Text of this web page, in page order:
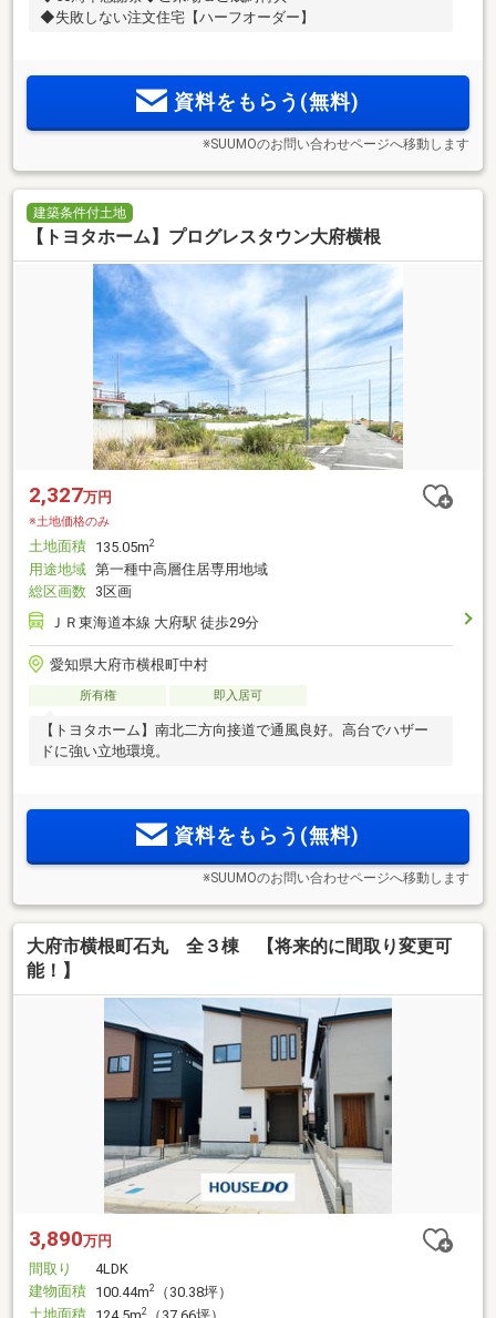
◆失敗しない注文住宅【ハーフオーダー】
資料をもらう(無料)
※SUUMOのお問い合わせページへ移動します
建築条件付土地
【トヨタホーム】プログレスタウン大府横根
2,327万円
※土地価格のみ
土地面積 135.05m2
用途地域 第一種中高層住居専用地域
総区画数 3区画
ＪＲ東海道本線 大府駅 徒歩29分
愛知県大府市横根町中村
所有権 即入居可
【トヨタホーム】南北二方向接道で通風良好。高台でハザー
ドに強い立地環境。
資料をもらう(無料)
※SUUMOのお問い合わせページへ移動します
大府市横根町石丸 全３棟 【将来的に間取り変更可
能！】
3,890万円
間取り
4LDK
建物面積 100.44m2
（30.38坪）
土地面積
2